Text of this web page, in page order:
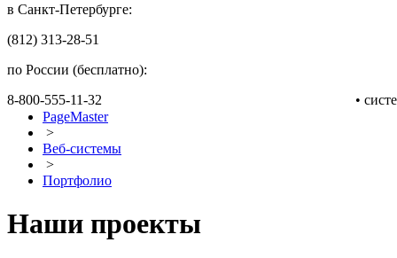
в Санкт-Петербурге:
(812) 313-28-51
по России (бесплатно):
8-800-555-11-32
•
PageMaster
>
Веб-системы
>
Портфолио
Наши проекты